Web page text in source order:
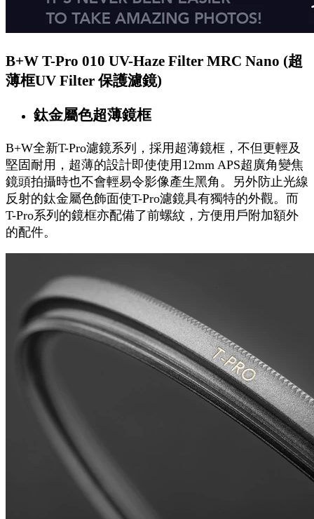
B+W T-Pro 010 UV-Haze Filter MRC Nano (超
薄框UV Filter 保護濾鏡)
鈦金屬色超薄鏡框
B+W全新T-Pro濾鏡系列，採用超薄鏡框，不但更輕及
堅固耐用，超薄的設計即使使用12mm APS超廣角變焦
鏡頭拍攝時也不會輕易令影像產生黑角。另外防止光線
反射的鈦金屬色飾面使T-Pro濾鏡具有獨特的外觀。而
T-Pro系列的鏡框亦配備了前螺紋，方便用戶附加額外
的配件。